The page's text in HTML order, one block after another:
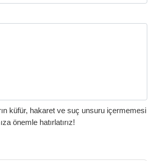
küfür, hakaret ve suç unsuru içermemesi
önemle hatırlatırız!